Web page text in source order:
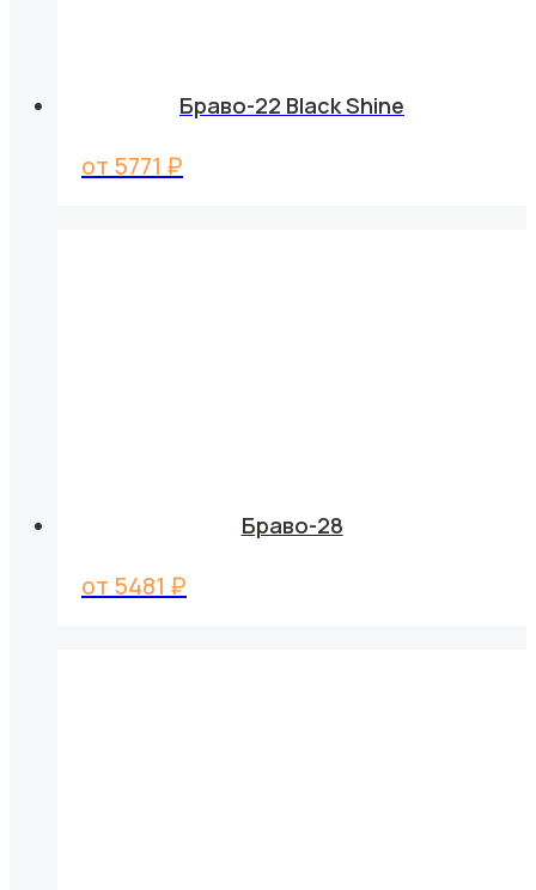
Браво-22 Black Shine
от 5771 ₽
Браво-28
от 5481 ₽